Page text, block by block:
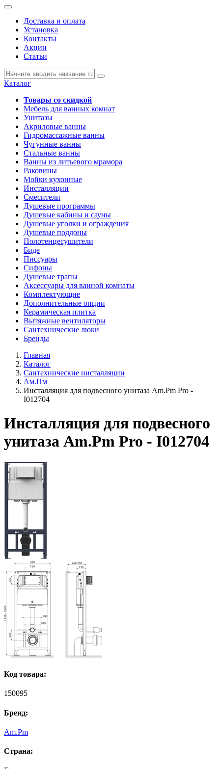
Доставка и оплата
Установка
Контакты
Акции
Статьи
Каталог
Товары со скидкой
Мебель для ванных комнат
Унитазы
Акриловые ванны
Гидромассажные ванны
Чугунные ванны
Стальные ванны
Ванны из литьевого мрамора
Раковины
Мойки кухонные
Инсталляции
Смесители
Душевые программы
Душевые кабины и сауны
Душевые уголки и ограждения
Душевые поддоны
Полотенцесушители
Биде
Писсуары
Сифоны
Душевые трапы
Аксессуары для ванной комнаты
Комплектующие
Дополнительные опции
Керамическая плитка
Вытяжные вентиляторы
Сантехнические люки
Бренды
Главная
Каталог
Сантехнические инсталляции
Ам.Пм
Инсталляция для подвесного унитаза Am.Pm Pro -
I012704
Инсталляция для подвесного
унитаза Am.Pm Pro - I012704
Код товара:
150095
Бренд:
Am.Pm
Страна: